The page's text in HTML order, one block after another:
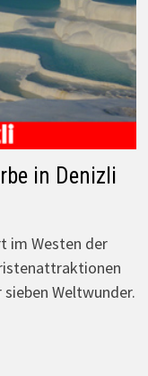
in Denizli
im Westen der
Weltwunder.